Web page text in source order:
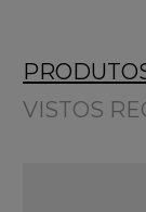
VISTOS